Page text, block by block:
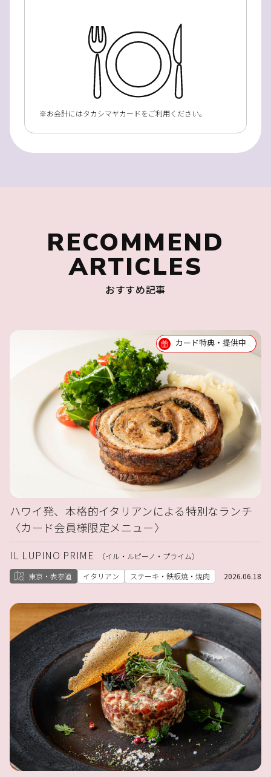
お会計にはタカシマヤカードをご利用ください。
RECOMMEND
ARTICLES
おすすめ記事
カード特典・提供中
ハワイ発、本格的イタリアンによる特別なランチ
〈カード会員様限定メニュー〉
IL LUPINO PRIME
（イル・ルピーノ・プライム）
東京・表参道
イタリアン ステーキ・鉄板焼・焼肉 2026.06.18